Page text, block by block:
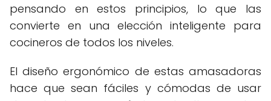
pensando en estos principios, lo que las
convierte en una elección inteligente para
cocineros de todos los niveles.
El diseño ergonómico de estas amasadoras
hace que sean fáciles y cómodas de usar